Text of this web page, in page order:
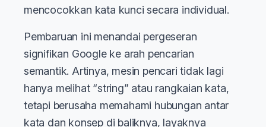
mencocokkan kata kunci secara individual.
Pembaruan ini menandai pergeseran
signifikan Google ke arah pencarian
semantik. Artinya, mesin pencari tidak lagi
hanya melihat “string” atau rangkaian kata,
tetapi berusaha memahami hubungan antar
kata dan konsep di baliknya, layaknya